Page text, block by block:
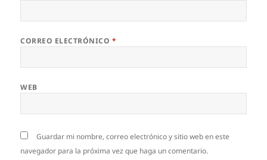
CORREO ELECTRÓNICO *
WEB
Guardar mi nombre, correo electrónico y sitio web en este
navegador para la próxima vez que haga un comentario.